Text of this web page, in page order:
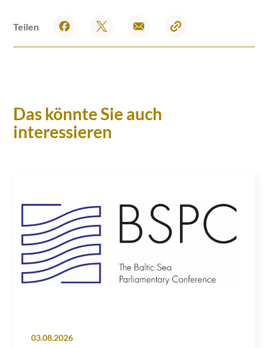
Teilen
Das könnte Sie auch
interessieren
03.08.2026